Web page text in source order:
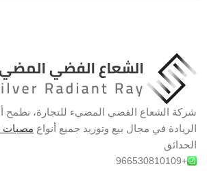
شركة الشعاع الفضي المضيء للتجارة، نطمح
الريادة في مجال بيع وتوريد جميع أنواع مصبات
الحدائق
+966530810109